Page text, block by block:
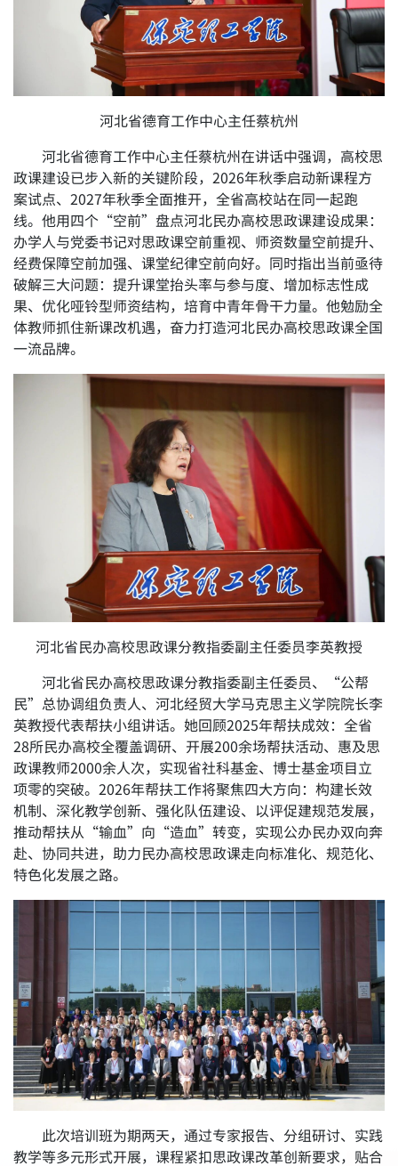
河北省德育工作中心主任蔡杭州
河北省德育工作中心主任蔡杭州在讲话中强调，高校思
政课建设已步入新的关键阶段，2026年秋季启动新课程方
案试点、2027年秋季全面推开，全省高校站在同一起跑
线。他用四个“空前”盘点河北民办高校思政课建设成果：
办学人与党委书记对思政课空前重视、师资数量空前提升、
经费保障空前加强、课堂纪律空前向好。同时指出当前亟待
破解三大问题：提升课堂抬头率与参与度、增加标志性成
果、优化哑铃型师资结构，培育中青年骨干力量。他勉励全
体教师抓住新课改机遇，奋力打造河北民办高校思政课全国
一流品牌。
河北省民办高校思政课分教指委副主任委员李英教授
河北省民办高校思政课分教指委副主任委员、“公帮
民”总协调组负责人、河北经贸大学马克思主义学院院长李
英教授代表帮扶小组讲话。她回顾2025年帮扶成效：全省
28所民办高校全覆盖调研、开展200余场帮扶活动、惠及思
政课教师2000余人次，实现省社科基金、博士基金项目立
项零的突破。2026年帮扶工作将聚焦四大方向：构建长效
机制、深化教学创新、强化队伍建设、以评促建规范发展，
推动帮扶从“输血”向“造血”转变，实现公办民办双向奔
赴、协同共进，助力民办高校思政课走向标准化、规范化、
特色化发展之路。
此次培训班为期两天，通过专家报告、分组研讨、实践
教学等多元形式开展，课程紧扣思政课改革创新要求，贴合